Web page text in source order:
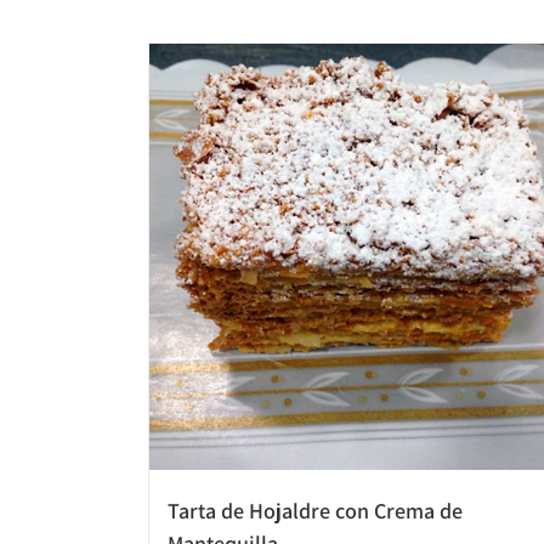
Tarta de Hojaldre con Crema de